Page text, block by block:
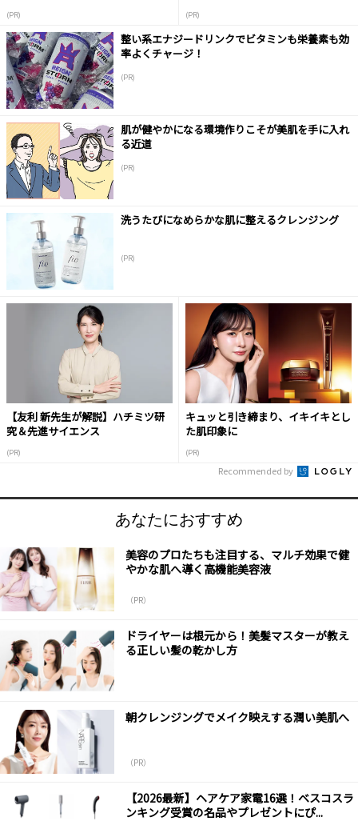
(PR) (PR)
整い系エナジードリンクでビタミンも栄養素も効
率よくチャージ！
(PR)
肌が健やかになる環境作りこそが美肌を手に入れ
る近道
(PR)
洗うたびになめらかな肌に整えるクレンジング
(PR)
【友利 新先生が解説】ハチミツ研
究＆先進サイエンス
(PR)
キュッと引き締まり、イキイキとし
た肌印象に
(PR)
Recommended by
あなたにおすすめ
美容のプロたちも注目する、マルチ効果で健
やかな肌へ導く高機能美容液
（PR）
ドライヤーは根元から！美髪マスターが教え
る正しい髪の乾かし方
朝クレンジングでメイク映えする潤い美肌へ
（PR）
【2026最新】ヘアケア家電16選！ベスコスラ
ンキング受賞の名品やプレゼントにぴ...